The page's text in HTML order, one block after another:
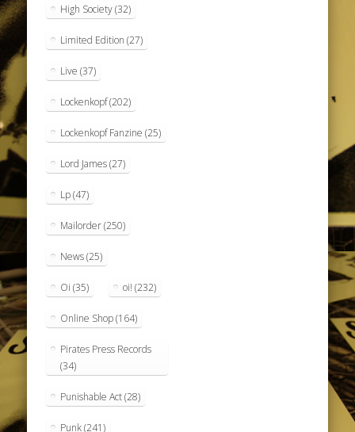
High Society(32)
Limited Edition (27)
Live (37)
Lockenkopf(202)
Lockenkopf Fanzine (25)
Lord James(27)
Lp(47)
Mailorder(250)
News(25)
Oi (35) oi! (232)
Online Shop(164)
Pirates Press Records
(34)
Punishable Act(28)
Punk(241)